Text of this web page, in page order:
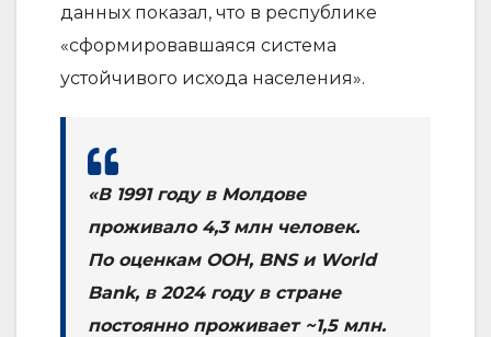
данных показал, что в республике
«сформировавшаяся система
устойчивого исхода населения».
«В 1991 году в Молдове
проживало 4,3 млн человек.
По оценкам ООН, BNS и World
Bank, в 2024 году в стране
постоянно проживает ~1,5 млн.